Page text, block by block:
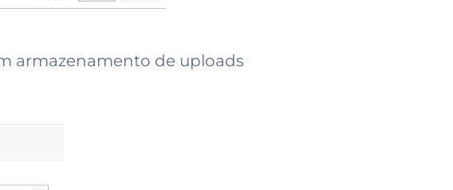
armazenamento de uploads